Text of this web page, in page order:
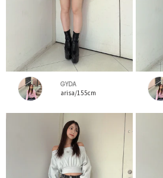
GYDA
arisa/155cm